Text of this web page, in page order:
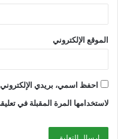
الموقع الإلكتروني
احفظ اسمي، بريدي
لاستخدامها المرة المقبلة في